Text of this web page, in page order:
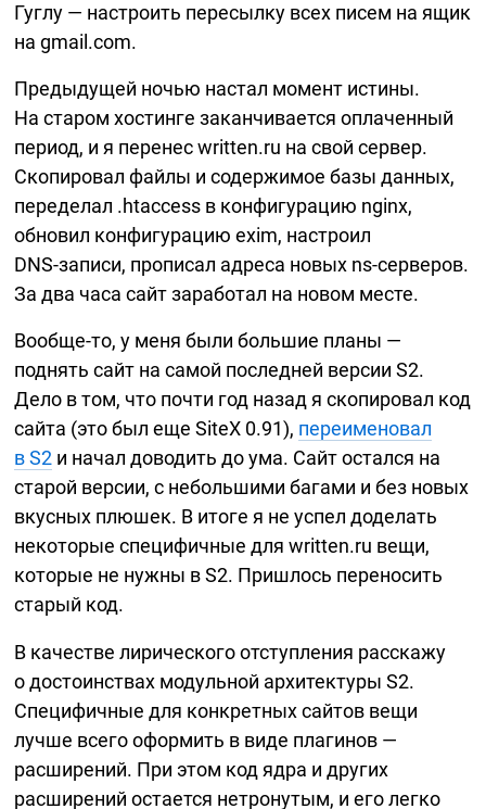
Гуглу — настроить пересылку всех писем на ящик
на gmail.com.
Предыдущей ночью настал момент истины.
На старом хостинге заканчивается оплаченный
период, и я перенес written.ru на свой сервер.
Скопировал файлы и содержимое базы данных,
переделал .htaccess в конфигурацию nginx,
обновил конфигурацию exim, настроил
DNS-записи, прописал адреса новых ns-серверов.
За два часа сайт заработал на новом месте.
Вообще-то, у меня были большие планы —
поднять сайт на самой последней версии S2.
Дело в том, что почти год назад я скопировал код
сайта (это был еще SiteX 0.91), переименовал
в S2 и начал доводить до ума. Cайт остался на
старой версии, с небольшими багами и без новых
вкусных плюшек. В итоге я не успел доделать
некоторые специфичные для written.ru вещи,
которые не нужны в S2. Пришлось переносить
старый код.
В качестве лирического отступления расскажу
о достоинствах модульной архитектуры S2.
Специфичные для конкретных сайтов вещи
лучше всего оформить в виде плагинов —
расширений. При этом код ядра и других
расширений остается нетронутым, и его легко